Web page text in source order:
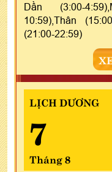
Dần (3:00-
10:59),Thân
(21:00-22:59)
LỊCH DƯƠNG
7
Tháng 8